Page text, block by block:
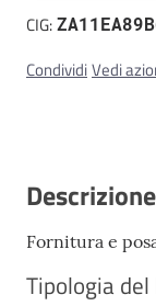
CIG:
CondividiVedi
Descrizione
Fornitura e
Tipologia del